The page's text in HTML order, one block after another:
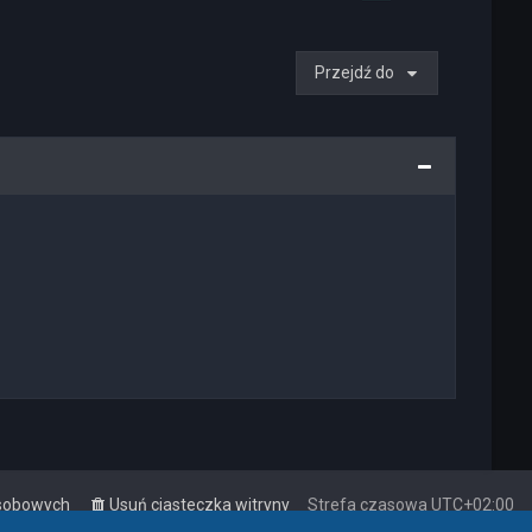
Przejdź do
Strefa czasowa UTC+02:00
Usuń ciasteczka witryny